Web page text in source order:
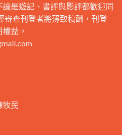
是遊記、書評與影評都歡迎同
審查刊登者將薄致稿酬，刊登
益。
牧民